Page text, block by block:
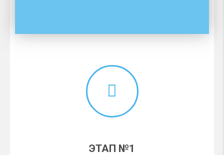
ЭТАП №1